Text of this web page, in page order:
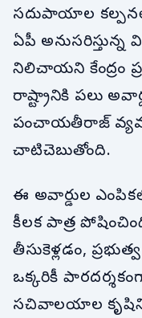
సదుపాయాల
ఏపీ
నిలిచాయని కేంద్రం
రాష్ట్రానికి పలు
పంచాయతీరాజ్
చాటిచెబుతోంది.
ఈ అవార్డుల
కీలక పాత్ర
తీసుకెళ్లడం,
ఒక్కరికీ
సచివాలయాల